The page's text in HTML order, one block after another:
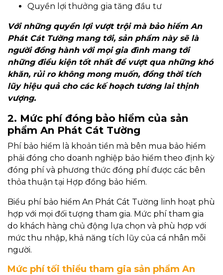
Quyền lợi thưởng gia tăng đầu tư
Với những quyền lợi vượt trội mà bảo hiểm An
Phát Cát Tường mang tới, sản phẩm này sẽ là
người đồng hành với mọi gia đình mang tới
những điều kiện tốt nhất để vượt qua những khó
khăn, rủi ro không mong muốn, đồng thời tích
lũy hiệu quả cho các kế hoạch tương lai thịnh
vượng.
2. Mức phí đóng bảo hiểm của sản
phẩm An Phát Cát Tường
Phí bảo hiểm là khoản tiền mà bên mua bảo hiểm
phải đóng cho doanh nghiệp bảo hiểm theo định kỳ
đóng phí và phương thức đóng phí được các bên
thỏa thuận tại Hợp đồng bảo hiểm.
Biểu phí bảo hiểm An Phát Cát Tường linh hoạt phù
hợp với mọi đối tượng tham gia. Mức phí tham gia
do khách hàng chủ động lựa chọn và phù hợp với
mức thu nhập, khả năng tích lũy của cá nhân mỗi
người.
Mức phí tối thiểu tham gia sản phẩm An